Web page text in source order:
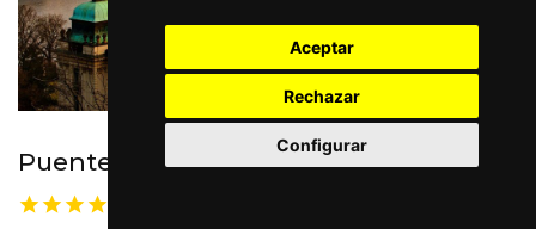
Aceptar
Rechazar
Configurar
Puentes de Otoño